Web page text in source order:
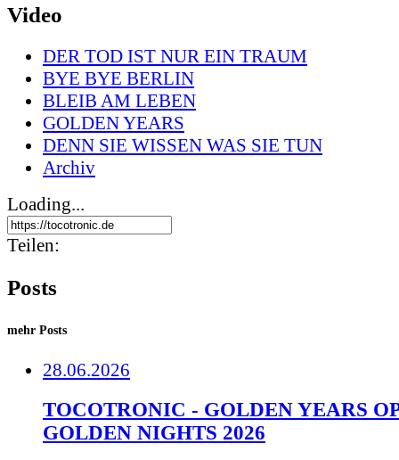
Video
DER TOD IST NUR EIN TRAUM
BYE BYE BERLIN
BLEIB AM LEBEN
GOLDEN YEARS
DENN SIE WISSEN WAS SIE TUN
Archiv
Loading...
Teilen:
Posts
mehr Posts
28.06.2026
TOCOTRONIC - GOLDEN YEARS
GOLDEN NIGHTS 2026